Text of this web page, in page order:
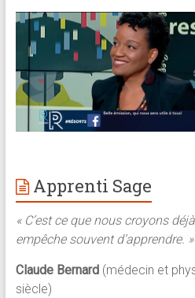
Apprenti Sage
« C’est ce que nous croyons
empêche souvent d’apprendre. »
Claude Bernard (médecin et
siècle)